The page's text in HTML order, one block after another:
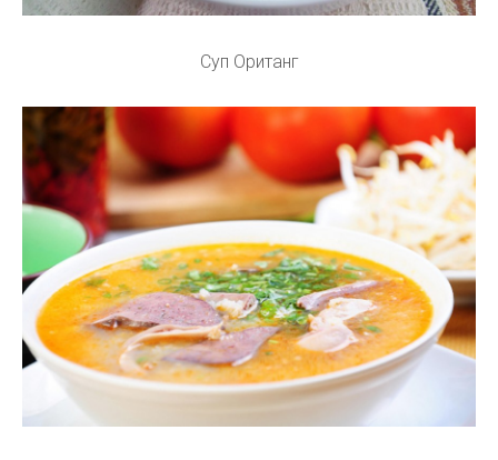
Суп Оританг